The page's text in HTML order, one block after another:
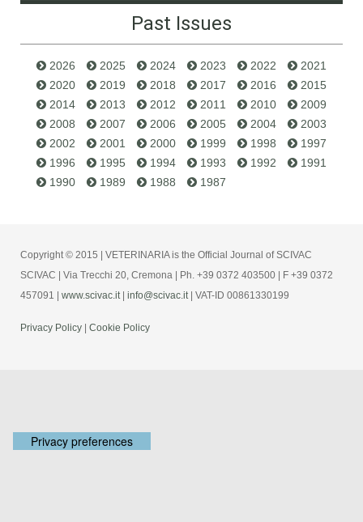
Past Issues
2026 2025 2024 2023 2022
2021
2020
2019 2018 2017 2016
2015
2014
2013 2012 2011 2010
2009
2008
2007 2006 2005 2004
2003
2002
2001 2000 1999 1998
1997
1996
1995 1994 1993 1992
1991
1990
1989 1988 1987
Copyright © 2015 | VETERINARIA is the Official Journal of SCIVAC
SCIVAC | Via Trecchi 20, Cremona | Ph. +39 0372 403500 | F +39 0372
457091 | www.scivac.it| info@scivac.it| VAT-ID 00861330199
Privacy Policy Cookie Policy